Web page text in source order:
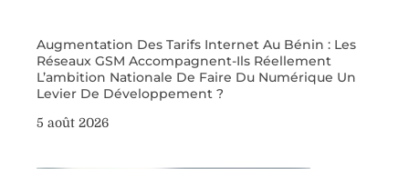
Augmentation Des Tarifs Internet Au Bénin : Les
Réseaux GSM Accompagnent-Ils Réellement
L’ambition Nationale De Faire Du Numérique Un
Levier De Développement ?
5 août 2026